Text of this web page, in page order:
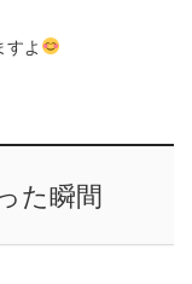
すよ
た瞬間